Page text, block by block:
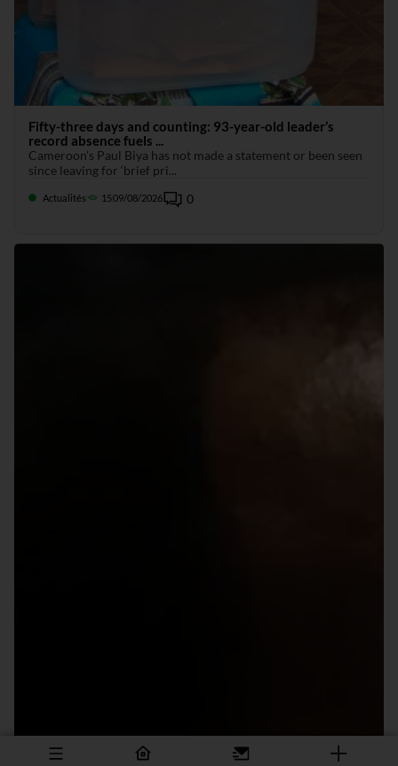
Fifty-three days and counting: 93-year-old leader’s
record absence fuels ...
Cameroon’s Paul Biya has not made a statement or been seen
since leaving for ‘brief pri...
Actualités 1509/08/2026 0